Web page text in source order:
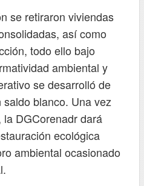
se retiraron viviendas
así como
todo ello bajo
ambiental y
se desarrolló de
blanco. Una vez
DGCorenadr dará
ecológica
ambiental ocasionado